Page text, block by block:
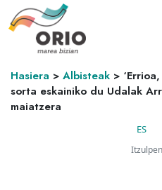
Hasiera > Albisteak >
sorta eskainiko du Udalak
maiatzera
ES